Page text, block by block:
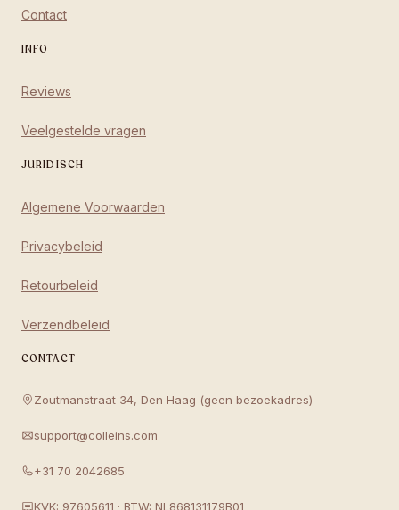
Contact
INFO
Reviews
Veelgestelde vragen
JURIDISCH
Algemene Voorwaarden
Privacybeleid
Retourbeleid
Verzendbeleid
CONTACT
Zoutmanstraat 34, Den Haag (geen bezoekadres)
support@colleins.com
+31 70 2042685
KVK: 97605611 · BTW: NL868131179B01